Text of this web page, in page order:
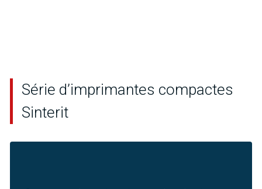
Série d’imprimantes compactes
Sinterit